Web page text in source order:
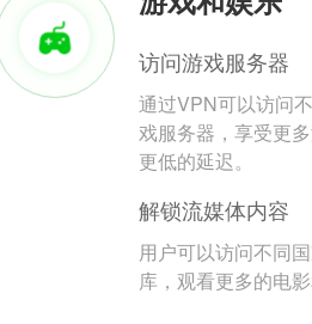
访问游戏服务器
通过VPN可以访问
戏服务器，享受更
更低的延迟。
解锁流媒体内容
用户可以访问不同
库，观看更多的电影